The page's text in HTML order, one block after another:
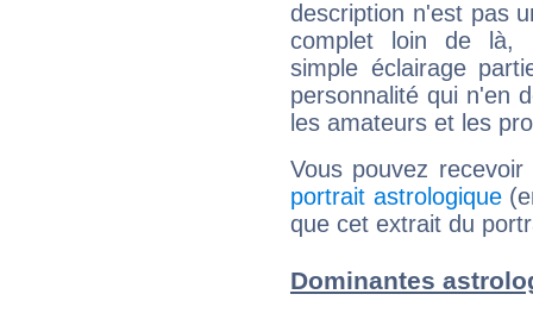
description n'est pas
complet loin de là,
simple éclairage
personnalité qui n'en
les amateurs et les
Vous pouvez
portrait astrologique
que cet extrait du
Dominantes